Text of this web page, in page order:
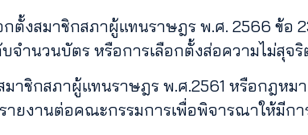
ตั้งสมาชิกสภาผู้แทนราษฎร พ.ศ. 2566 ข้อ
จำนวนบัตร หรือการเลือกตั้งส่อความไม่สุจริ
ชิกสภาผู้แทนราษฎร พ.ศ.2561 หรือกฎหม
ายงานต่อคณะกรรมการเพื่อพิจารณาให้มีก